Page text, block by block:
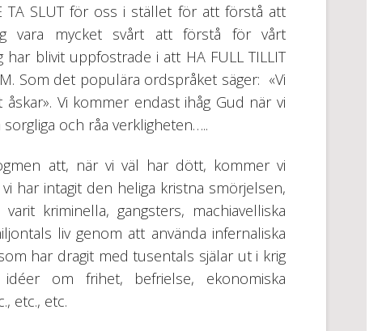
TA SLUT för oss i stället för att förstå att
vara mycket svårt att förstå för vårt
blivit uppfostrade i att HA FULL TILLIT
Som det populära ordspråket säger: «Vi
Vi kommer endast ihåg Gud när vi
och råa verkligheten…..
att, när vi väl har dött, kommer vi
har intagit den heliga kristna smörjelsen,
kriminella, gangsters, machiavelliska
liv genom att använda infernaliska
har dragit med tusentals själar ut i krig
om frihet, befrielse, ekonomiska
etc., etc.